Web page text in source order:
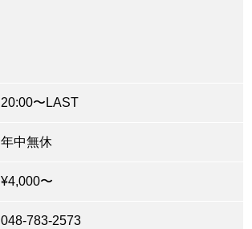
20:00〜LAST
年中無休
¥4,000〜
048-783-2573